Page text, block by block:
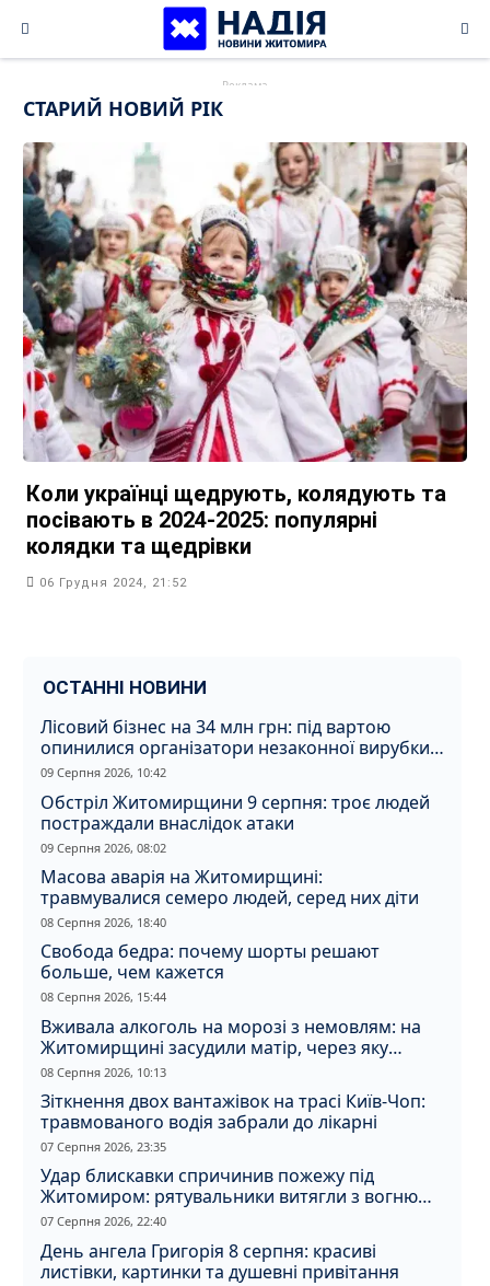
content
СТАРИЙ НОВИЙ РІК
Коли українці щедрують, колядують та
посівають в 2024-2025: популярні
колядки та щедрівки
06 Грудня 2024, 21:52
ОСТАННІ НОВИНИ
Лісовий бізнес на 34 млн грн: під вартою
опинилися організатори незаконної вирубки
на Житомирщині
09 Серпня 2026, 10:42
Обстріл Житомирщини 9 серпня: троє людей
постраждали внаслідок атаки
09 Серпня 2026, 08:02
Масова аварія на Житомирщині:
травмувалися семеро людей, серед них діти
08 Серпня 2026, 18:40
Свобода бедра: почему шорты решают
больше, чем кажется
08 Серпня 2026, 15:44
Вживала алкоголь на морозі з немовлям: на
Житомирщині засудили матір, через яку
дитина отримала обмороження
08 Серпня 2026, 10:13
Зіткнення двох вантажівок на трасі Київ-Чоп:
травмованого водія забрали до лікарні
07 Серпня 2026, 23:35
Удар блискавки спричинив пожежу під
Житомиром: рятувальники витягли з вогню
кота
07 Серпня 2026, 22:40
День ангела Григорія 8 серпня: красиві
листівки, картинки та душевні привітання